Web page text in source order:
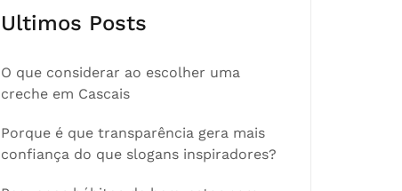
Ultimos Posts
O que considerar ao escolher uma
creche em Cascais
Porque é que transparência gera mais
confiança do que slogans inspiradores?